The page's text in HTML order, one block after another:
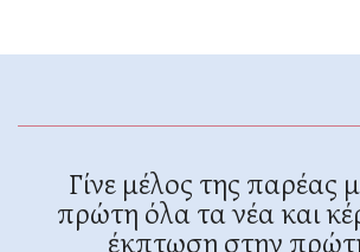
Γίνε μέλος της παρέας
πρώτη όλα τα νέα και